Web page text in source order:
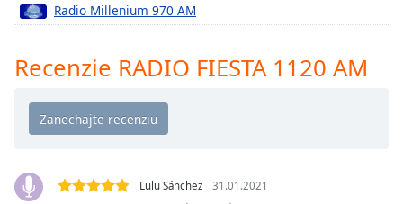
descriptions
selected
Subtitles
subtitles
opens
subtitles
Radio Millenium 970 AM
Recenzie RADIO FIESTA 1120 AM
Lulu Sánchez 31.01.2021